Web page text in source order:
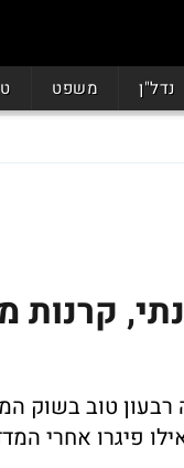
נדל"ן משפט
קרנות
של שנת 2024 לא היה
פיגרו אחרי